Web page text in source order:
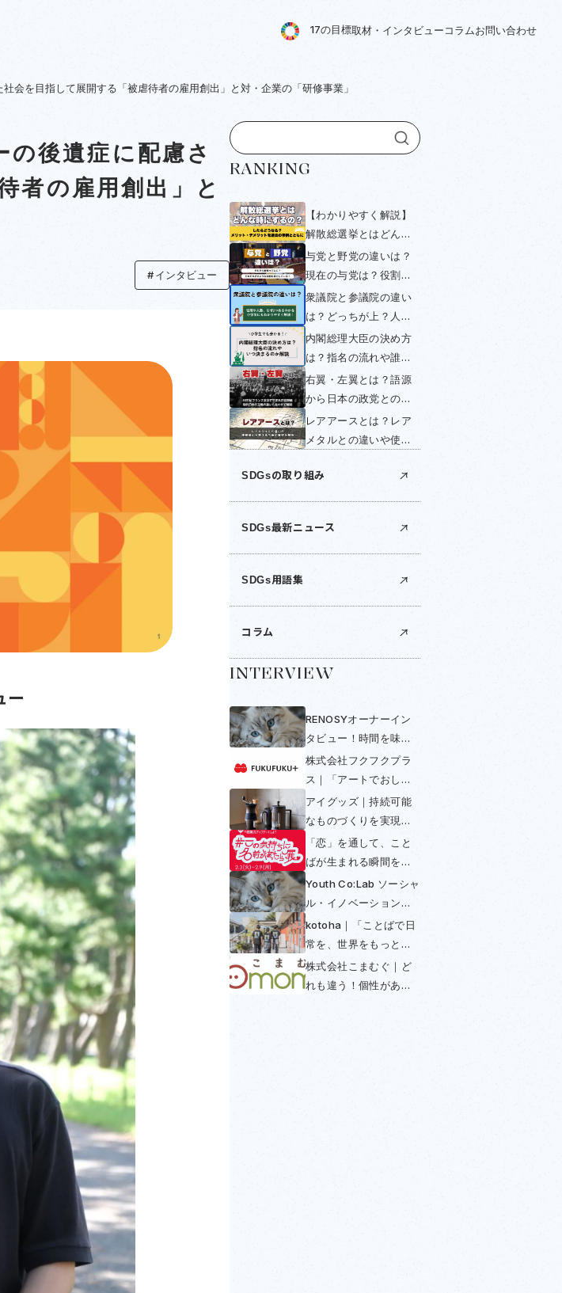
17の目標取材 ・ インタ ビュ ーコラ ムお問い合わせ
会を目指して展開する「被虐待者の雇用創出」と対・企業の「研修事業」
後遺症に配慮さ
者の雇用創出」と
インタビュー
ー
RANKING
【わかりやすく解説】
解散総選挙とはどんな
時にするの？したらど
うなる？メリット・デ
メリットを過去の事例
とともにみていく
与党と野党の違いは？
現在の与党は？役割や
衆議院・参議院選挙と
の関係をわかりやすく
解説！
衆議院と参議院の違い
は？どっちが上？人数
や与党・野党について
小学生にもわかりやす
く簡単に解説！
内閣総理大臣の決め方
は？指名の流れや誰が
する？いつ変わるの
か・国民投票できない
右翼・左翼とは？語源
から日本の政党との関
係までわかりやすく解
説！
レアアースとは？レア
メタルとの違いや使い
日本の埋蔵量・中国の
SDGsの取り組み
SDGs最新ニュース
SDGs用語集
コラム
INTERVIEW
RENOSYオーナーイン
タビュー！時間を味方
につける〜不動産投資
は早めの年金〜
株式会社フクフクプラ
ス｜「アートでおしゃ
べり」して多様性と包
括を実現
アイグッズ｜持続可能
なものづくりを実現！
コーヒーからできたコ
ーヒー好きのための
「恋」を通して、こと
ばが生まれる瞬間を感
じられる展示──「この
気持ちに名前があった
ら展」開催初日レポー
ト
Youth Co:Lab ソーシャ
ル・イノベーション・
チャレンジ日本大会
2025
kotoha｜「ことばで日
常を、世界をもっと豊
かに」を掲げ「翻訳で
きないことば」との出
株式会社こまむぐ｜ど
れも違う！個性がある